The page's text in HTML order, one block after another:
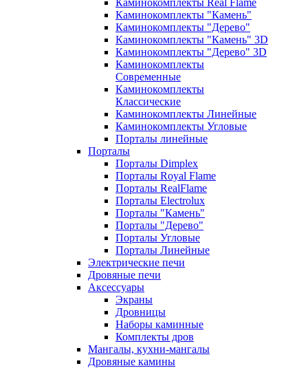
Каминокомплекты Real Flame
Каминокомплекты "Камень"
Каминокомплекты "Дерево"
Каминокомплекты "Камень" 3D
Каминокомплекты "Дерево" 3D
Каминокомплекты
Современные
Каминокомплекты
Классические
Каминокомплекты Линейные
Каминокомплекты Угловые
Порталы линейные
Порталы
Порталы Dimplex
Порталы Royal Flame
Порталы RealFlame
Порталы Electrolux
Порталы "Камень"
Порталы "Дерево"
Порталы Угловые
Порталы Линейные
Электрические печи
Дровяные печи
Аксессуары
Экраны
Дровницы
Наборы каминные
Комплекты дров
Мангалы, кухни-мангалы
Дровяные камины